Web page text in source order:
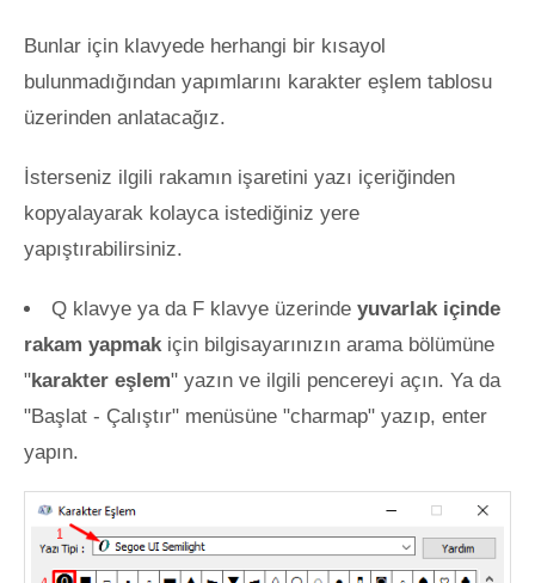
Bunlar için klavyede herhangi bir kısayol
bulunmadığından yapımlarını karakter eşlem tablosu
üzerinden anlatacağız.
İsterseniz ilgili rakamın işaretini yazı içeriğinden
kopyalayarak kolayca istediğiniz yere
yapıştırabilirsiniz.
Q klavye ya da F klavye üzerinde yuvarlak içinde
rakam yapmak için bilgisayarınızın arama bölümüne
"karakter eşlem" yazın ve ilgili pencereyi açın. Ya da
"Başlat - Çalıştır" menüsüne "charmap" yazıp, enter
yapın.